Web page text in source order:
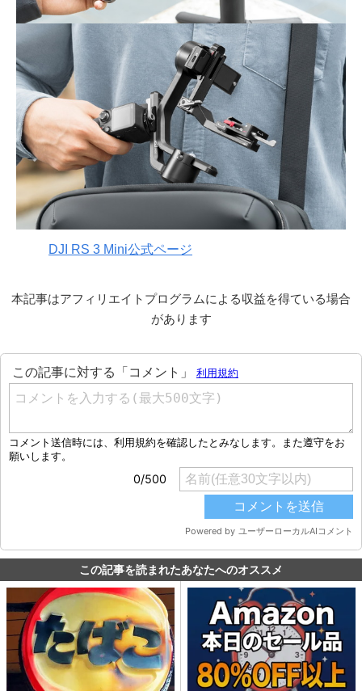
DJI RS 3 Mini公式ページ
本記事はアフィリエイトプログラムによる収益を得ている場合
があります
この記事を読まれたあなたへのオススメ